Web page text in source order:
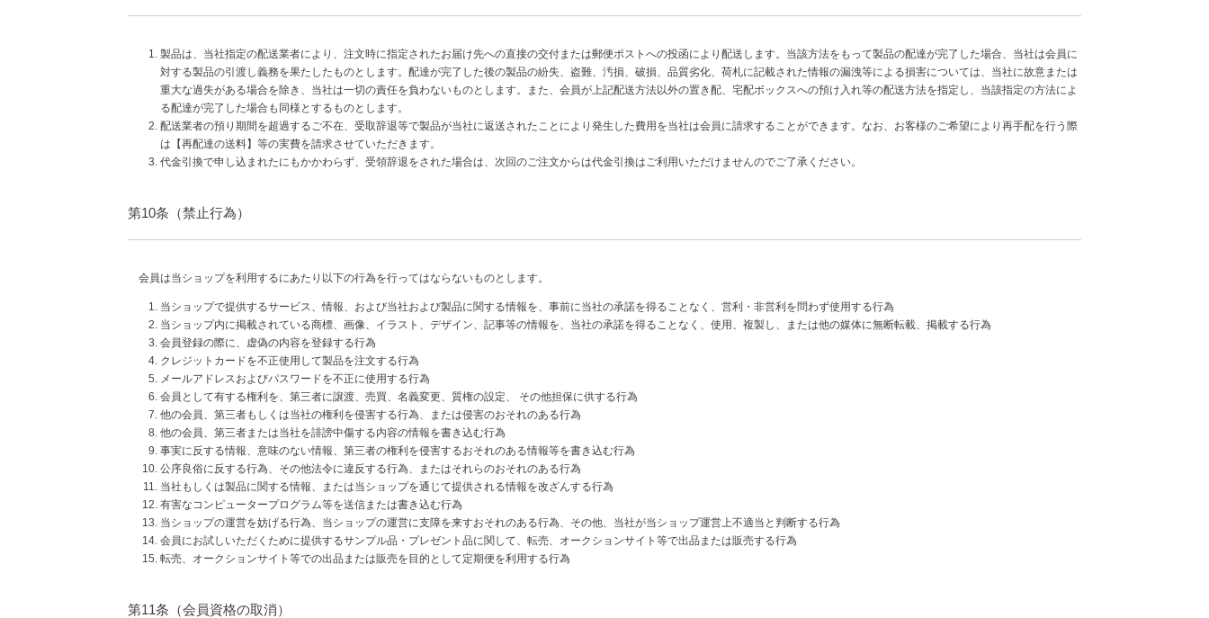
製品は、当社指定の配送業者により、注文時に指定されたお届け先への直接の交付または郵便ポストへの投函により配送します。当該方法をもって製品の配達が完了した場合、当社は会員に
対する製品の引渡し義務を果たしたものとします。配達が完了した後の製品の紛失、盗難、汚損、破損、品質劣化、荷札に記載された情報の漏洩等による損害については、当社に故意または
重大な過失がある場合を除き、当社は一切の責任を負わないものとします。また、会員が上記配送方法以外の置き配、宅配ボックスへの預け入れ等の配送方法を指定し、当該指定の方法によ
る配達が完了した場合も同様とするものとします。
配送業者の預り期間を超過するご不在、受取辞退等で製品が当社に返送されたことにより発生した費用を当社は会員に請求することができます。なお、お客様のご希望により再手配を行う際
は【再配達の送料】等の実費を請求させていただきます。
代金引換で申し込まれたにもかかわらず、受領辞退をされた場合は、次回のご注文からは代金引換はご利用いただけませんのでご了承ください。
第10条（禁止行為）
会員は当ショップを利用するにあたり以下の行為を行ってはならないものとします。
当ショップで提供するサービス、情報、および当社および製品に関する情報を、事前に当社の承諾を得ることなく、営利・非営利を問わず使用する行為
当ショップ内に掲載されている商標、画像、イラスト、デザイン、記事等の情報を、当社の承諾を得ることなく、使用、複製し、または他の媒体に無断転載、掲載する行為
会員登録の際に、虚偽の内容を登録する行為
クレジットカードを不正使用して製品を注文する行為
メールアドレスおよびパスワードを不正に使用する行為
会員として有する権利を、第三者に譲渡、売買、名義変更、質権の設定、 その他担保に供する行為
他の会員、第三者もしくは当社の権利を侵害する行為、または侵害のおそれのある行為
他の会員、第三者または当社を誹謗中傷する内容の情報を書き込む行為
事実に反する情報、意味のない情報、第三者の権利を侵害するおそれのある情報等を書き込む行為
公序良俗に反する行為、その他法令に違反する行為、またはそれらのおそれのある行為
当社もしくは製品に関する情報、または当ショップを通じて提供される情報を改ざんする行為
有害なコンピュータープログラム等を送信または書き込む行為
当ショップの運営を妨げる行為、当ショップの運営に支障を来すおそれのある行為、その他、当社が当ショップ運営上不適当と判断する行為
会員にお試しいただくために提供するサンプル品・プレゼント品に関して、転売、オークションサイト等で出品または販売する行為
転売、オークションサイト等での出品または販売を目的として定期便を利用する行為
第11条（会員資格の取消）